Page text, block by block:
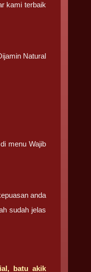
kami terbaik
Natural
menu Wajib
anda
sudah jelas
batu akik